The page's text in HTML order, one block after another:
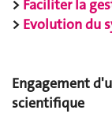
> Faciliter la
> Evolution du
Engagement
scientifique